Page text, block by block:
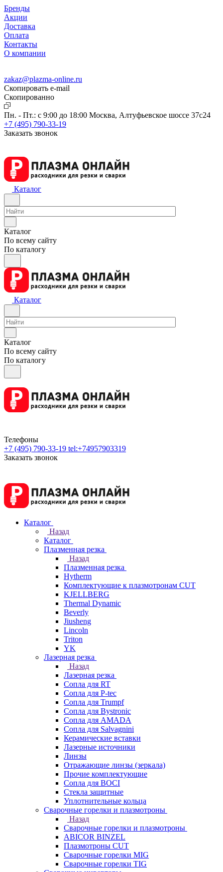
Бренды
Акции
Доставка
Оплата
Контакты
О компании
zakaz@plazma-online.ru
Скопировать e-mail
Cкопированно
Пн. - Пт.: с 9:00 до 18:00 Москва, Алтуфьевское шоссе 37с24
+7 (495) 790-33-19
Заказать звонок
Каталог
Каталог
По всему сайту
По каталогу
Каталог
Каталог
По всему сайту
По каталогу
Телефоны
+7 (495) 790-33-19 tel:+74957903319
Заказать звонок
Каталог
Назад
Каталог
Плазменная резка
Назад
Плазменная резка
Hytherm
Комплектующие к плазмотронам CUT
KJELLBERG
Thermal Dynamic
Beverly
Jiusheng
Lincoln
Triton
YK
Лазерная резка
Назад
Лазерная резка
Сопла для RT
Сопла для P-tec
Сопла для Trumpf
Сопла для Bystronic
Сопла для AMADA
Сопла для Salvagnini
Керамические вставки
Лазерные источники
Линзы
Отражающие линзы (зеркала)
Прочие комплектующие
Сопла для BOCI
Стекла защитные
Уплотнительные кольца
Сварочные горелки и плазмотроны
Назад
Сварочные горелки и плазмотроны
ABICOR BINZEL
Плазмотроны CUT
Сварочные горелки MIG
Сварочные горелки TIG